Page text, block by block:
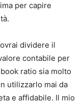
per capire
dividere il
contabile per
ratio sia molto
utilizzarlo mai da
e affidabile. Il mio